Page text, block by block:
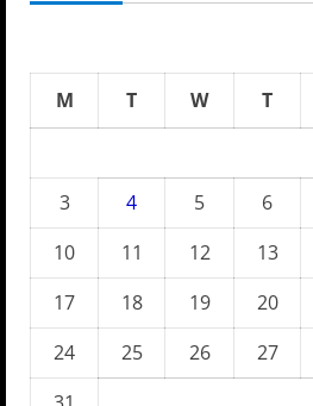
M T W T
3
4 5 6
10
11 12 13
17
18 19 20
24
25 26 27